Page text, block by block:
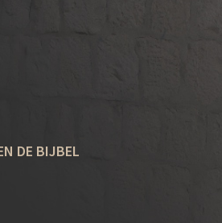
DE BIJBEL